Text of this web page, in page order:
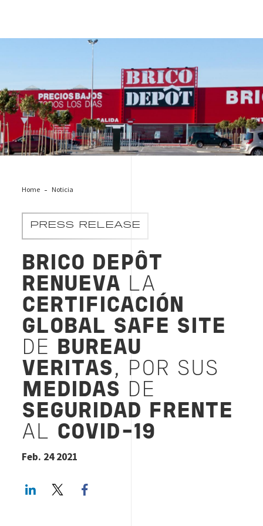
Brico Depôt COVID-19
Home Noticia
PRESS RELEASE
BRICO DEPÔT
RENUEVA LA
CERTIFICACIÓN
GLOBAL SAFE SITE
DE
BUREAU
VERITAS , POR SUS
MEDIDAS
DE
SEGURIDAD FRENTE
AL COVID-19
Feb. 24 2021
LinkedInTwitter